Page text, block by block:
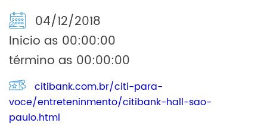
04/12/2018
Inicio as 00:00:00
término as 00:00:00
citibank.com.br/citi-para-
voce/entreteninmento/citibank-hall-sao-
paulo.html